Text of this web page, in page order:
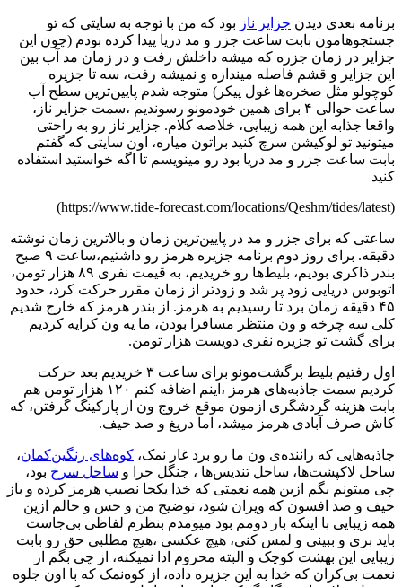
برنامه بعدی دیدن جزایر ناز بود که من با توجه به سایتی که تو
جستجو‌هامون بابت ساعت جزر و مد دریا پیدا کرده بودم (چون این
جزایر در زمان جزره که میشه داخلش رفت و در زمان مد آب بین
این جزایر و قشم فاصله میندازه و نمیشه رفت، سه تا جزیره
کوچولو مثل صخره‌ها غول پیکر) متوجه شدم پایین‌ترین سطح آب
ساعت حوالی ۴ برای همین خودمونو رسوندیم ،سمت جزایر ناز،
واقعا جذابه این همه زیبایی، خلاصه کلام. جزایر ناز رو به راحتی
میتونید تو لوکیشن سرچ کنید براتون میاره، اون سایتی که گفتم
بابت ساعت جزر و مد دریا بود رو مینویسم تا اگه خواستید استفاده
کنید
(https://www.tide-forecast.com/locations/Qeshm/tides/latest)
ساعتی که برای جزر و مد در پایین‌ترین زمان و بالاترین زمان نوشته
دقیقه. برای روز دوم برنامه جزیره هرمز رو داشتیم،ساعت ۹ صبح
بندر ذاکری بودیم، بلیط‌ها رو خریدیم، به قیمت نفری ۸۹ هزار تومن،
اتوبوس دریایی زود پر شد و زودتر از زمان مقرر حرکت کرد، حدود
۴۵ دقیقه زمان برد تا رسیدیم به هرمز. از بندر هرمز که خارج شدیم
کلی سه چرخه و ون منتظر مسافرا بودن، ما یه ون کرایه کردیم
برای گشت تو جزیره نفری دویست هزار تومن.
اول رفتیم بلیط برگشت‌مونو برای ساعت ۳ خریدیم بعد حرکت
کردیم سمت جاذبه‌های هرمز ،اینم اضافه کنم ۱۲۰ هزار تومن هم
بابت هزینه گردشگری ازمون موقع خروج ون از پارکینگ گرفتن، که
کاش صرف آبادی هرمز میشد، اما دریغ و صد حیف‌.
جاذبه‌هایی که راننده‌ی ون ما رو برد غار نمک، کوه‌های رنگین‌کمان،
ساحل لاکپشت‌ها، ساحل تندیس‌ها ، جنگل حرا و ساحل سرخ بود،
چی میتونم بگم ازین همه نعمتی که خدا یکجا نصیب هرمز کرده و باز
حیف و صد افسون که ویران شود، توضیح من و حس و حالم ازین
همه زیبایی با اینکه بار دومم بود میومدم بنظرم لفاظی بی‌جاست
باید بری و ببینی و لمس کنی، هیچ عکسی ،هیچ مطلبی حق رو بابت
زیبایی این بهشت کوچک و البته محروم ادا نمیکنه، از چی بگم از
نعمت بی‌کران که خدا به این جزیره داده، از کوه‌نمک که با اون جلوه